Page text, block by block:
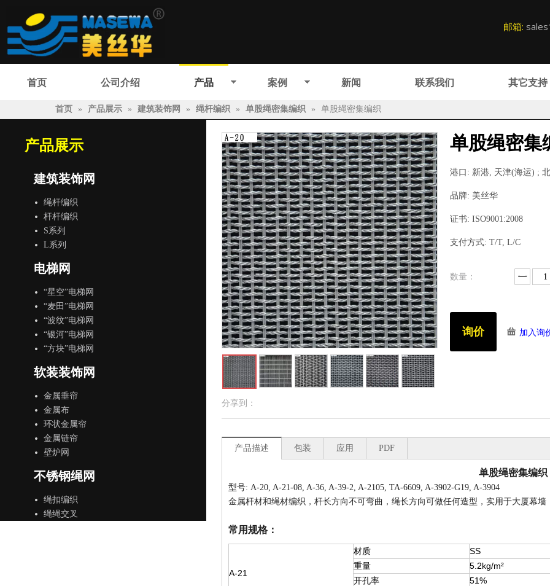
邮箱:
首页 公司介绍 产品 案例 新闻 联系我们 其它支持
首页 » 产品展示 » 建筑装饰网 » 绳杆编织 » 单股绳密集编织 » 单股绳密集编织
产品展示
建筑装饰网
绳杆编织
杆杆编织
S系列
L系列
电梯网
“星空”电梯网
“麦田”电梯网
“波纹”电梯网
“银河”电梯网
“方块”电梯网
软装装饰网
金属垂帘
金属布
环状金属帘
金属链帘
壁炉网
不锈钢绳网
绳扣编织
绳绳交叉
分享到：
单股绳密集
港口: 新港, 天津(海运) ;
品牌: 美丝华
证书: ISO9001:2008
支付方式: T/T, L/C
数量：
询价 加入询
产品描述 包装 应用 PDF
单股绳密集编织
型号: A-20, A-21-08, A-36, A-39-2, A-2105, TA-6609, A-3902-G19, A-3904
金属杆材和绳材编织，杆长方向不可弯曲，绳长方向可做任何造型，实用于大厦幕墙
常用规格：
A-21
材质
SS
重量
5.2kg/m²
开孔率
51%